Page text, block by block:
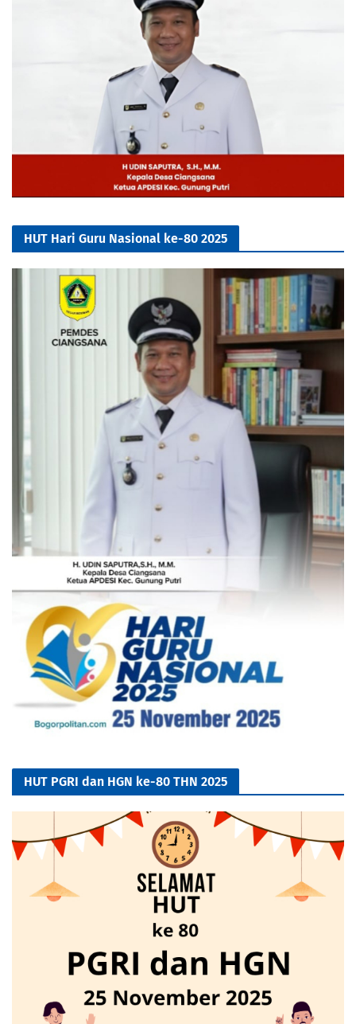
HUT Hari Guru Nasional ke-80 2025
HUT PGRI dan HGN ke-80 THN 2025